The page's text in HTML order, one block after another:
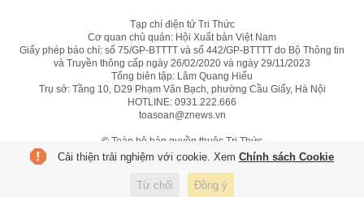
Tạp chí điện tử Tri Thức
Cơ quan chủ quản: Hội Xuất bản Việt Nam
Giấy phép báo chí: số 75/GP-BTTTT và số 442/GP-BTTTT do Bộ Thông tin
và Truyền thông cấp ngày 26/02/2020 và ngày 29/11/2023
Tổng biên tập: Lâm Quang Hiếu
Trụ sở: Tầng 10, D29 Phạm Văn Bạch, phường Cầu Giấy, Hà Nội
HOTLINE: 0931.222.666
toasoan@znews.vn
© Toàn bộ bản quyền thuộc Tri Thức
Cải thiện trải nghiệm với cookie. Xem Chính sách Cookie
Từ chối Đồng ý